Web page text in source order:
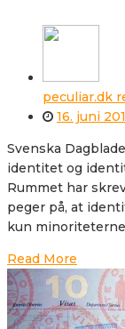
peculiar.dk
16. juni
Svenska
identitet og
Rummet har
peger på, at
kun
Read More